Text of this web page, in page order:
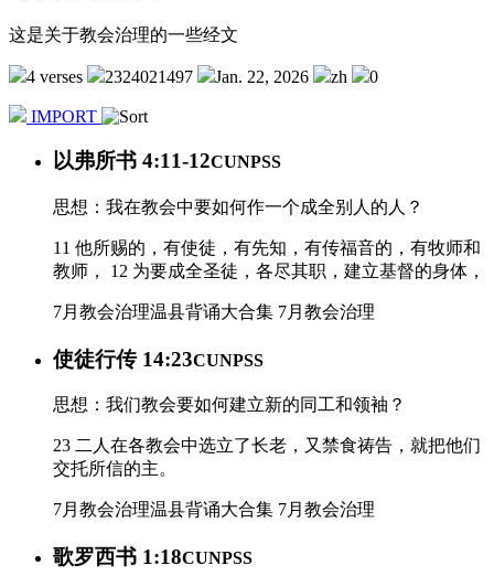
这是关于教会治理的一些经文
4 verses 2324021497 Jan. 22, 2026 zh 0
IMPORT
以弗所书 4:11-12CUNPSS
思想：我在教会中要如何作一个成全别人的人？
11 他所赐的，有使徒，有先知，有传福音的，有牧师和
教师， 12 为要成全圣徒，各尽其职，建立基督的身体，
7月教会治理温县背诵大合集 7月教会治理
使徒行传 14:23CUNPSS
思想：我们教会要如何建立新的同工和领袖？
23 二人在各教会中选立了长老，又禁食祷告，就把他们
交托所信的主。
7月教会治理温县背诵大合集 7月教会治理
歌罗西书 1:18CUNPSS